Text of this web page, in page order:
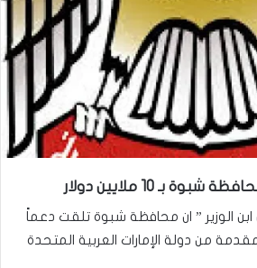
بـ 10 ملايين دولار
الوزير ” ان محافظة شبوة تلقت دعماً
مقدمة من دولة الإمارات العربية المتحدة